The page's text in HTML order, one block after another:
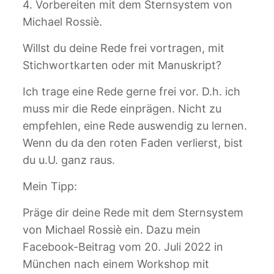
4. Vorbereiten mit dem Sternsystem von
Michael Rossiè.
Willst du deine Rede frei vortragen, mit
Stichwortkarten oder mit Manuskript?
Ich trage eine Rede gerne frei vor. D.h. ich
muss mir die Rede einprägen. Nicht zu
empfehlen, eine Rede auswendig zu lernen.
Wenn du da den roten Faden verlierst, bist
du u.U. ganz raus.
Mein Tipp:
Präge dir deine Rede mit dem Sternsystem
von Michael Rossiè ein. Dazu mein
Facebook-Beitrag vom 20. Juli 2022 in
München nach einem Workshop mit